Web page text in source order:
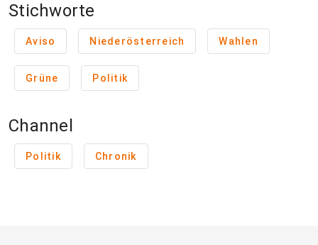
Stichworte
Aviso Niederösterreich Wahlen
Grüne Politik
Channel
Politik Chronik